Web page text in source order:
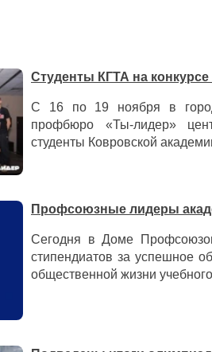
Студенты КГТА на
С 16 по 19 ноября в
профбюро «Ты-лидер»
студенты Ковровской
Профсоюзные лидеры
Сегодня в Доме
стипендиатов за успешное
общественной жизни